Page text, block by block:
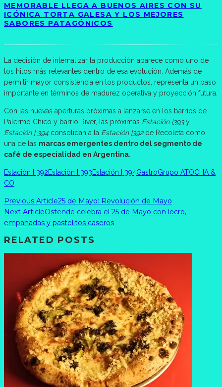
MEMORABLE LLEGA A BUENOS AIRES CON SU
ICÓNICA TORTA GALESA Y LOS MEJORES
SABORES PATAGÓNICOS
La decisión de internalizar la producción aparece como uno de
los hitos más relevantes dentro de esa evolución. Además de
permitir mayor consistencia en los productos, representa un paso
importante en términos de madurez operativa y proyección futura.
Con las nuevas aperturas próximas a lanzarse en los barrios de
Palermo Chico y barrio River, las próximas Estación |393y
Estación | 394 consolidan a la Estación |392de Recoleta como
una de las marcas emergentes dentro del segmento de
café de especialidad en Argentina
Estación | 392Estación | 393Estación | 394GastroGrupo ATOCHA &
CO
Previous Article25 de Mayo: Revolución de Mayo
Next ArticleOstende celebra el 25 de Mayo con locro,
empanadas y pastelitos caseros
RELATED POSTS